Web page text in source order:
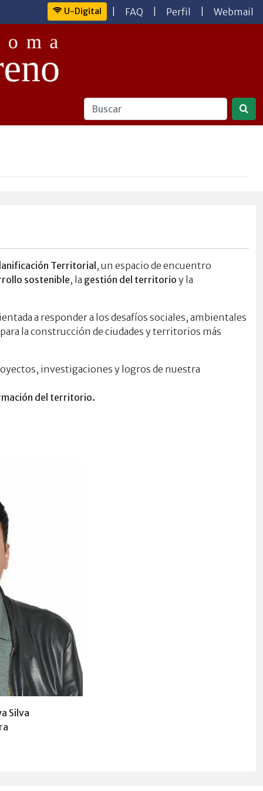
U-Digital FAQ Perfil Webmail
Territorial, un espacio de encuentro
sostenible, la gestión del territorio y la
a responder a los desafíos sociales, ambientales
la construcción de ciudades y territorios más
investigaciones y logros de nuestra
del territorio.
Silva